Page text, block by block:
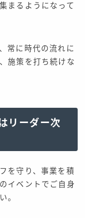
まるようになって
常に時代の流れに
施策を打ち続けな
リーダー次
を守り、事業を積
イベントでご自身
。